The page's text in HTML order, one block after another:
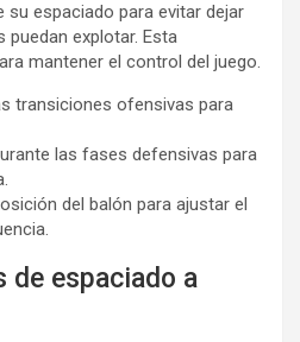
espaciado para evitar dejar
explotar. Esta
mantener el control del juego.
transiciones ofensivas para
las fases defensivas para
del balón para ajustar el
de espaciado a